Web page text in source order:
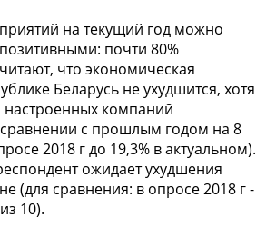
на текущий год можно
почти 80%
что экономическая
Беларусь не ухудшится, хотя
настроенных компаний
с прошлым годом на 8
2018 г до 19,3% в актуальном).
ожидает ухудшения
(для сравнения: в опросе 2018 г -
10).